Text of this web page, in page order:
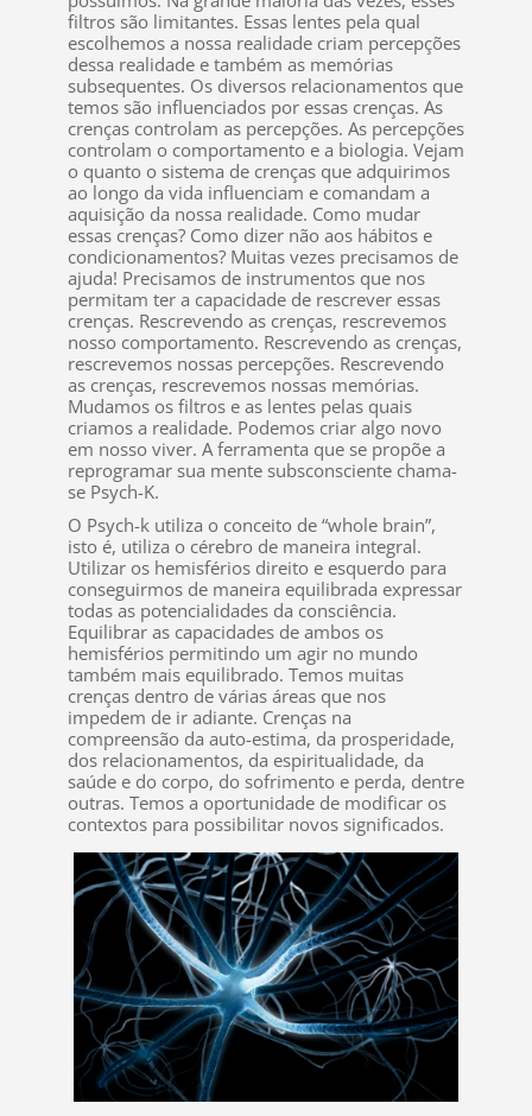
filtros são limitantes. Essas lentes pela qual
escolhemos a nossa realidade criam percepções
dessa realidade e também as memórias
subsequentes. Os diversos relacionamentos que
temos são influenciados por essas crenças. As
crenças controlam as percepções. As percepções
controlam o comportamento e a biologia. Vejam
o quanto o sistema de crenças que adquirimos
ao longo da vida influenciam e comandam a
aquisição da nossa realidade. Como mudar
essas crenças? Como dizer não aos hábitos e
condicionamentos? Muitas vezes precisamos de
ajuda! Precisamos de instrumentos que nos
permitam ter a capacidade de rescrever essas
crenças. Rescrevendo as crenças, rescrevemos
nosso comportamento. Rescrevendo as crenças,
rescrevemos nossas percepções. Rescrevendo
as crenças, rescrevemos nossas memórias.
Mudamos os filtros e as lentes pelas quais
criamos a realidade. Podemos criar algo novo
em nosso viver. A ferramenta que se propõe a
reprogramar sua mente subsconsciente chama-
se Psych-K.
O Psych-k utiliza o conceito de “whole brain”,
isto é, utiliza o cérebro de maneira integral.
Utilizar os hemisférios direito e esquerdo para
conseguirmos de maneira equilibrada expressar
todas as potencialidades da consciência.
Equilibrar as capacidades de ambos os
hemisférios permitindo um agir no mundo
também mais equilibrado. Temos muitas
crenças dentro de várias áreas que nos
impedem de ir adiante. Crenças na
compreensão da auto-estima, da prosperidade,
dos relacionamentos, da espiritualidade, da
saúde e do corpo, do sofrimento e perda, dentre
outras. Temos a oportunidade de modificar os
contextos para possibilitar novos significados.